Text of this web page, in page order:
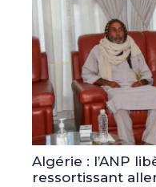
Algérie : l’ANP
ressortissant